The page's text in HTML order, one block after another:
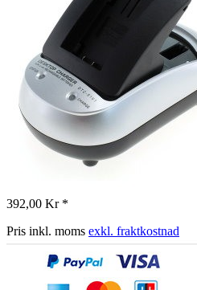
392,00 Kr *
Pris inkl. moms exkl. fraktkostnad